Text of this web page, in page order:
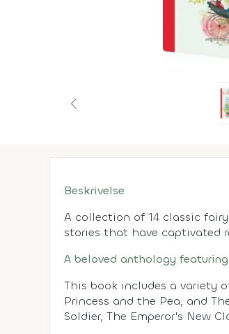
Beskrivelse
A collection of 14 classic
stories that have captivated
A beloved anthology
This book includes a variety
Princess and the Pea, and
Soldier, The Emperor's New